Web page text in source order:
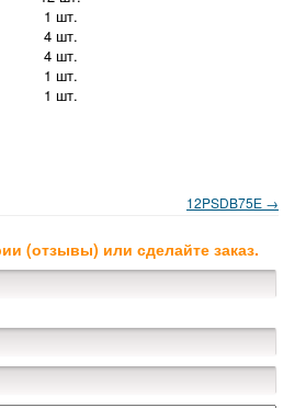
1 шт.
4 шт.
4 шт.
1 шт.
1 шт.
12PSDB75Е →
(отзывы) или сделайте заказ.